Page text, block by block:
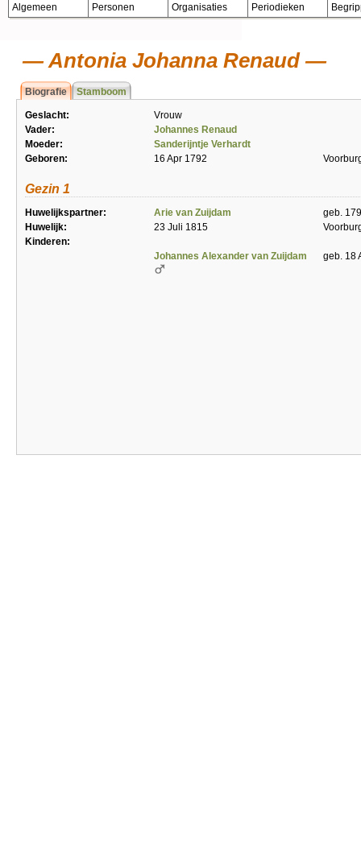
Algemeen Personen Organisaties Periodieken
Antonia Johanna Renaud
Biografie Stamboom
Geslacht:
Vrouw
Vader:
Johannes Renaud
Moeder:
Sanderijntje Verhardt
Geboren:
16 Apr 1792
Gezin 1
Huwelijkspartner: Arie van Zuijdam
geb.
Huwelijk:
23 Juli 1815
Kinderen:
Johannes Alexander van Zuijdam
geb. 18